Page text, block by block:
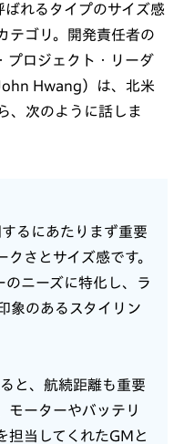
れるタイプのサイズ感
テゴリ。開発責任者の
プロジェクト・リーダ
Hwang）は、北米
、次のように話しま
るにあたりまず重要
さとサイズ感です。
ニーズに特化し、ラ
象のあるスタイリン
と、航続距離も重要
モーターやバッテリ
担当してくれたGMと